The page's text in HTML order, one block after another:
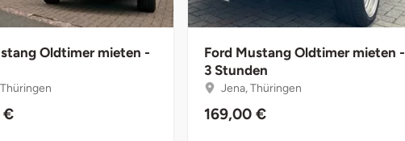
Oldtimer mieten -
€
Ford Mustang Oldtimer mieten -
3 Stunden
Jena, Thüringen
169,00 €